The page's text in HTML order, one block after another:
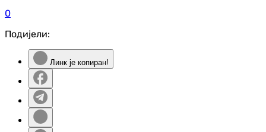
0
Подијели:
Линк је копиран!